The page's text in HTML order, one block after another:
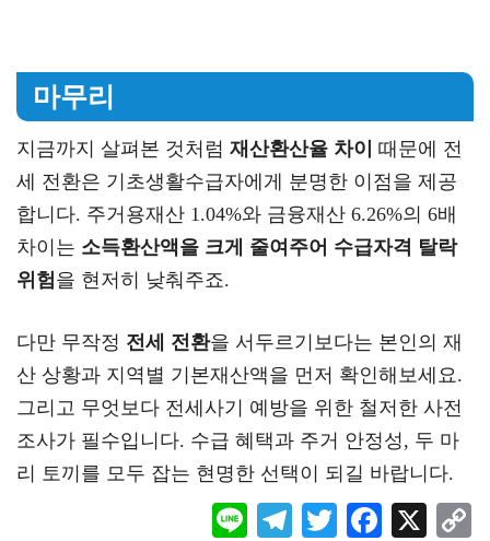
마무리
지금까지 살펴본 것처럼 재산환산율 차이 때문에 전
세 전환은 기초생활수급자에게 분명한 이점을 제공
합니다. 주거용재산 1.04%와 금융재산 6.26%의 6배
차이는 소득환산액을 크게 줄여주어 수급자격 탈락
위험을 현저히 낮춰주죠.
다만 무작정 전세 전환을 서두르기보다는 본인의 재
산 상황과 지역별 기본재산액을 먼저 확인해보세요.
그리고 무엇보다 전세사기 예방을 위한 철저한 사전
조사가 필수입니다. 수급 혜택과 주거 안정성, 두 마
리 토끼를 모두 잡는 현명한 선택이 되길 바랍니다.
Li
Te
T
F
X